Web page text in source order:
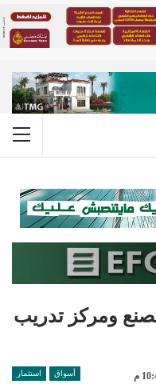
ومركز تدريب
أسواق استثمار